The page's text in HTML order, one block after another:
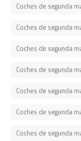
Coches de segunda
Coches de segunda
Coches de segunda
Coches de segunda
Coches de segunda
Coches de segunda
Coches de segunda